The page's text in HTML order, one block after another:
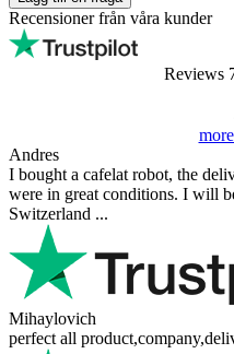
FAQ (Fellow Atmos
vakuumbehållare
Den används endast för att skicka ett
Din
Lägg till en fråga
Recensioner från våra kunder